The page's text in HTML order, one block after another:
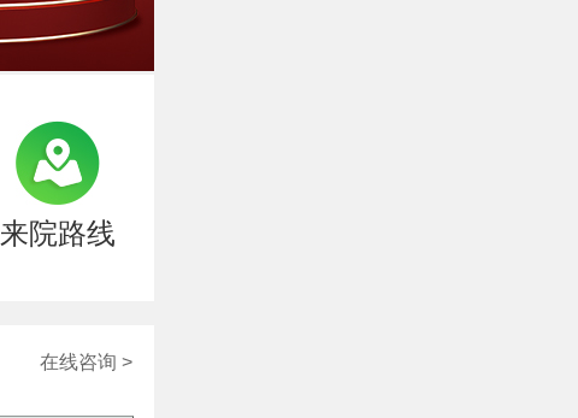
来院路线
在线咨询 >